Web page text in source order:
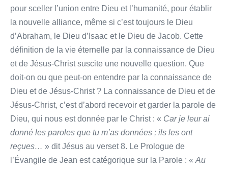
pour sceller l’union entre Dieu et l’humanité, pour établir
la nouvelle alliance, même si c’est toujours le Dieu
d’Abraham, le Dieu d’Isaac et le Dieu de Jacob. Cette
définition de la vie éternelle par la connaissance de Dieu
et de Jésus-Christ suscite une nouvelle question. Que
doit-on ou que peut-on entendre par la connaissance de
Dieu et de Jésus-Christ ? La connaissance de Dieu et de
Jésus-Christ, c’est d’abord recevoir et garder la parole de
Dieu, qui nous est donnée par le Christ : « Car je leur ai
donné les paroles que tu m’as données ; ils les ont
reçues… » dit Jésus au verset 8. Le Prologue de
l’Évangile de Jean est catégorique sur la Parole : « Au